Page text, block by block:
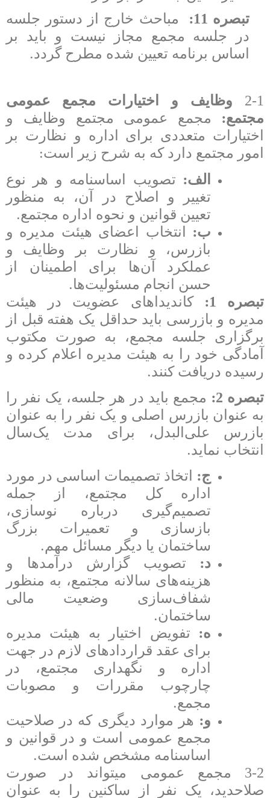
تبصره 11 :
مباحث خارج از دستور جلسه
در جلسه مجمع مجاز نیست و باید بر
اساس برنامه تعیین شده مطرح گردد.
2-1
وظایف و اختیارات مجمع عمومی
مجتمع:
مجمع عمومی مجتمع وظایف و
اختیارات متعددی برای اداره و نظارت بر
امور مجتمع دارد که به شرح زیر است:
الف: تصویب اساسنامه و هر نوع
تغییر و اصلاح در آن، به منظور
تعیین قوانین و نحوه اداره مجتمع.
ب:
انتخاب اعضای هیئت مدیره و
بازرس، و نظارت بر وظایف و
عملکرد آن‌ها برای اطمینان از
حسن انجام مسئولیت‌ها.
تبصره 1 :
کاندیداهای عضویت در هیئت
مدیره و بازرسی باید حداقل یک هفته قبل از
برگزاری جلسه مجمع، به صورت مکتوب
آمادگی خود را به هیئت مدیره اعلام کرده و
رسیده دریافت کنند.
تبصره 2 : مجمع باید در هر جلسه، یک نفر را
به عنوان بازرس اصلی و یک نفر را به عنوان
بازرس علی‌البدل، برای مدت یک‌سال
انتخاب نماید.
ج:
اتخاذ تصمیمات اساسی در مورد
اداره کل مجتمع، از جمله
تصمیم‌گیری درباره نوسازی،
بازسازی و تعمیرات بزرگ
ساختمان یا دیگر مسائل مهم.
د:
تصویب گزارش درآمدها و
هزینه‌های سالانه مجتمع، به منظور
شفاف‌سازی وضعیت مالی
ساختمان.
ه:
تفویض اختیار به هیئت مدیره
برای عقد قراردادهای لازم در جهت
اداره و نگهداری مجتمع، در
چارچوب مقررات و مصوبات
مجمع.
و: هر موارد دیگری که در صلاحیت
مجمع عمومی است و در قوانین و
اساسنامه مشخص شده است.
3-2 مجمع عمومی می­تواند در صورت
صلاحدید، یک نفر از ساکنین را به عنوان